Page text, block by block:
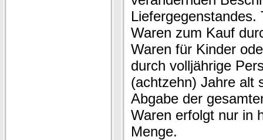
Waren zum Kauf
Waren für Kinder
durch volljährige
(achtzehn) Jahre alt
Abgabe der
Waren erfolgt nur in
Menge.